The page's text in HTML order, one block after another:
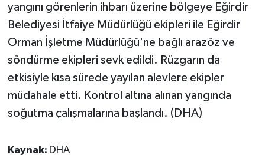
yangını görenlerin ihbarı üzerine bölgeye Eğirdir
Belediyesi İtfaiye Müdürlüğü ekipleri ile Eğirdir
Orman İşletme Müdürlüğü'ne bağlı arazöz ve
söndürme ekipleri sevk edildi. Rüzgarın da
etkisiyle kısa sürede yayılan alevlere ekipler
müdahale etti. Kontrol altına alınan yangında
soğutma çalışmalarına başlandı. (DHA)
Kaynak: DHA